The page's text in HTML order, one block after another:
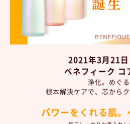
2021年3月21
ベネフィーク コ
浄化。めぐる
根本解決ケアで、芯から
パワーをくれる肌